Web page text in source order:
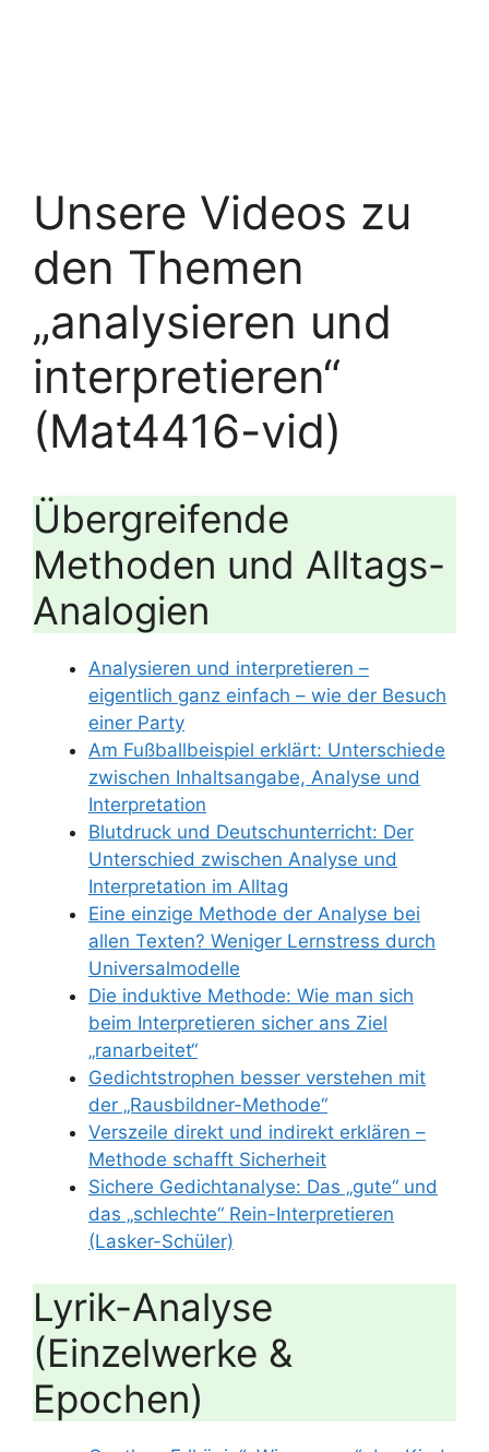
Unsere Videos zu
den Themen
„analysieren und
interpretieren“
(Mat4416-vid)
Übergreifende
Methoden und Alltags-
Analogien
Analysieren und interpretieren –
eigentlich ganz einfach – wie der Besuch
einer Party
Am Fußballbeispiel erklärt: Unterschiede
zwischen Inhaltsangabe, Analyse und
Interpretation
Blutdruck und Deutschunterricht: Der
Unterschied zwischen Analyse und
Interpretation im Alltag
Eine einzige Methode der Analyse bei
allen Texten? Weniger Lernstress durch
Universalmodelle
Die induktive Methode: Wie man sich
beim Interpretieren sicher ans Ziel
„ranarbeitet“
Gedichtstrophen besser verstehen mit
der „Rausbildner-Methode“
Verszeile direkt und indirekt erklären –
Methode schafft Sicherheit
Sichere Gedichtanalyse: Das „gute“ und
das „schlechte“ Rein-Interpretieren
(Lasker-Schüler)
Lyrik-Analyse
(Einzelwerke &
Epochen)